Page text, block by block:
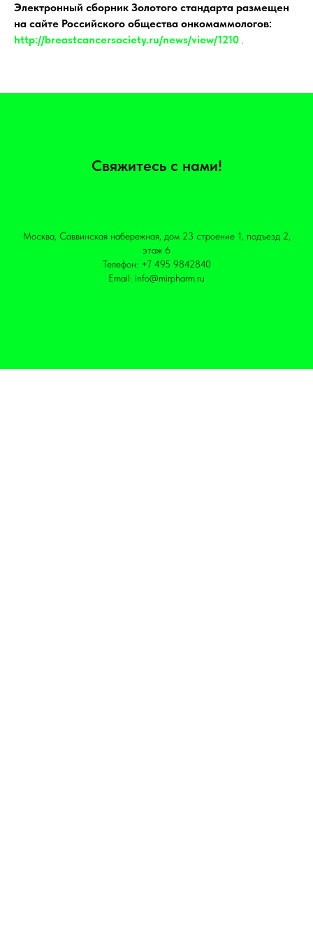
Электронный сборник Золотого стандарта размещен
на сайте Российского общества онкомаммологов:
http://breastcancersociety.ru/news/view/1210 .
Свяжитесь с нами!
Москва, Саввинская набережная, дом 23 строение 1, подъезд 2,
этаж 6
Телефон: +7 495 9842840
Email: info@mirpharm.ru